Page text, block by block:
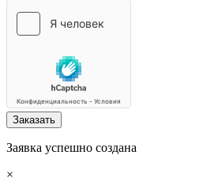
Заказать
Заявка успешно создана
×